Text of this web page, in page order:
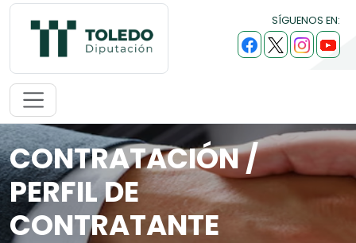
SÍGUENOS EN:
CONTRATACIÓN /
PERFIL DE
CONTRATANTE